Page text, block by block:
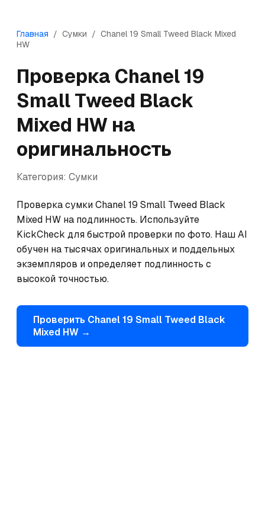
Главная / Сумки / Chanel 19 Small Tweed Black Mixed
HW
Проверка Chanel19
Small Tweed Black
Mixed HW на
оригинальность
Категория: Сумки
Проверка сумки Chanel 19 Small Tweed Black
Mixed HW на подлинность. Используйте
KickCheck для быстрой проверки по фото. Наш AI
обучен на тысячах оригинальных и поддельных
экземпляров и определяет подлинность с
высокой точностью.
Проверить Chanel19 Small Tweed Black
Mixed HW →